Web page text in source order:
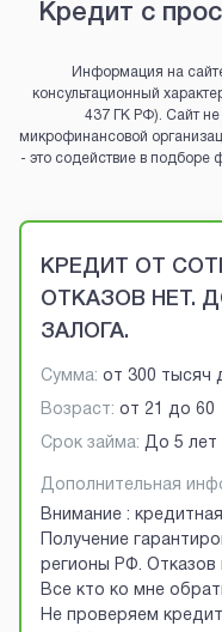
Кредит с
Информация на
консультационный
437 ГК РФ). Сайт не
микрофинансовой
- это содействие в
Brobaza - VIP-
КРЕДИТ ОТ
ОТКАЗОВ НЕТ.
ЗАЛОГА.
Сумма: от 300 тысяч
Возраст: от 21 до 60
Срок займа: До 5 лет
Дополнительная
Внимание :
Получение
регионы РФ. Отказов
Все кто ко мне
Не проверяем